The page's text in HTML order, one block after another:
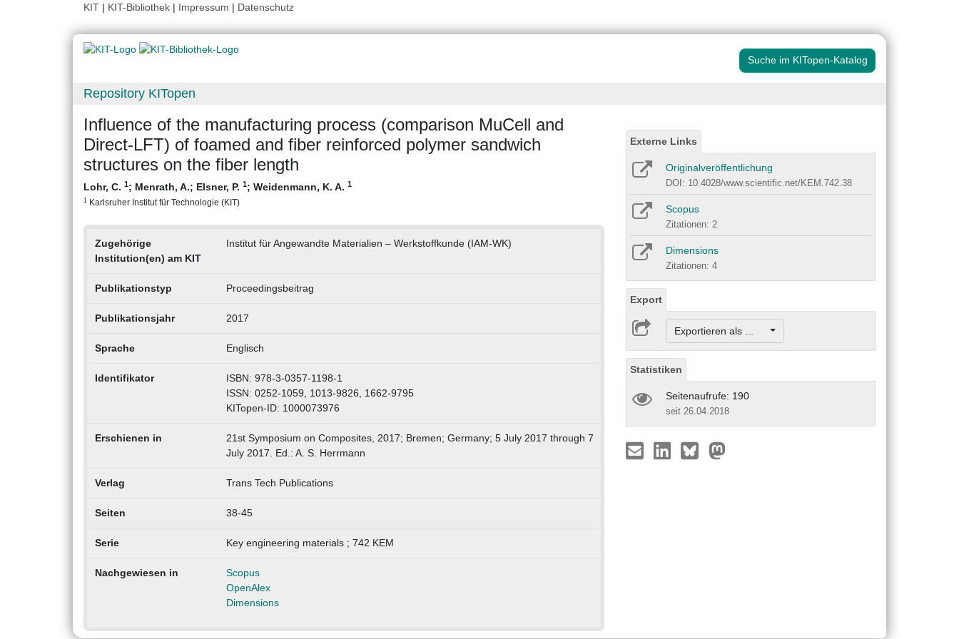
KIT | KIT-Bibliothek | Impressum | Datenschutz
Suche im KITopen-Katalog
Repository KITopen
Influence of the manufacturing process (comparison MuCell and
Direct-LFT) of foamed and fiber reinforced polymer sandwich
structures on the fiber length
Lohr, C. 1; Menrath, A.; Elsner, P. 1; Weidenmann, K. A. 1
1 Karlsruher Institut für Technologie (KIT)
Zugehörige
Institution(en) am KIT
Institut für Angewandte Materialien – Werkstoffkunde (IAM-WK)
Publikationstyp Proceedingsbeitrag
Publikationsjahr 2017
Sprache Englisch
Identifikator
ISBN: 978-3-0357-1198-1
ISSN: 0252-1059, 1013-9826, 1662-9795
KITopen-ID: 1000073976
Erschienen in
21st Symposium on Composites, 2017; Bremen; Germany; 5 July 2017 through 7
July 2017. Ed.: A. S. Herrmann
Verlag Trans Tech Publications
Seiten 38-45
Serie Key engineering materials ; 742 KEM
Nachgewiesen in
Scopus
OpenAlex
Dimensions
Externe Links
Originalveröffentlichung
DOI: 10.4028/www.scientific.net/KEM.742.38
Scopus
Zitationen: 2
Dimensions
Zitationen: 4
Export
Exportieren als ...
Statistiken
Seitenaufrufe: 190
seit 26.04.2018